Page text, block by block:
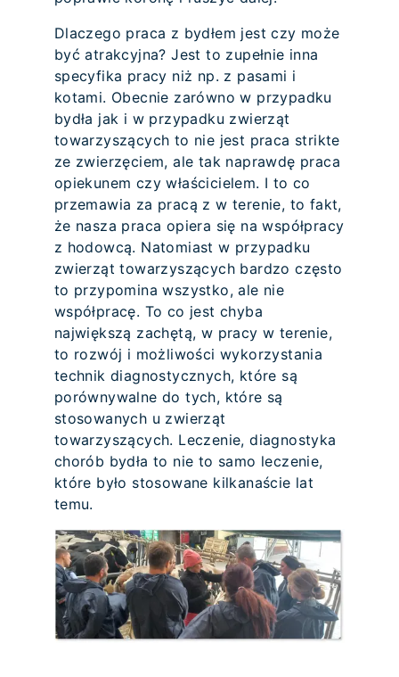
Dlaczego praca z bydłem jest czy może
być atrakcyjna? Jest to zupełnie inna
specyfika pracy niż np. z pasami i
kotami. Obecnie zarówno w przypadku
bydła jak i w przypadku zwierząt
towarzyszących to nie jest praca strikte
ze zwierzęciem, ale tak naprawdę praca
opiekunem czy właścicielem. I to co
przemawia za pracą z w terenie, to fakt,
że nasza praca opiera się na współpracy
z hodowcą. Natomiast w przypadku
zwierząt towarzyszących bardzo często
to przypomina wszystko, ale nie
współpracę. To co jest chyba
największą zachętą, w pracy w terenie,
to rozwój i możliwości wykorzystania
technik diagnostycznych, które są
porównywalne do tych, które są
stosowanych u zwierząt
towarzyszących. Leczenie, diagnostyka
chorób bydła to nie to samo leczenie,
które było stosowane kilkanaście lat
temu.